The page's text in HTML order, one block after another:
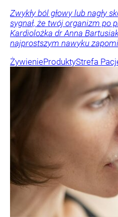
Zwykły ból głowy lub nagły
sygnał, że twój organizm po
Kardiolożka dr Anna
najprostszym nawyku
ŻywienieProduktyStrefa